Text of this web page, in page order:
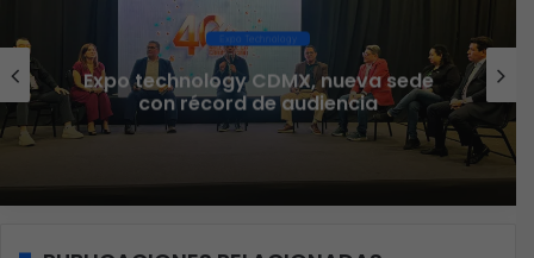
Expo Technology
Expo technology CDMX, nueva sede
con récord de audiencia